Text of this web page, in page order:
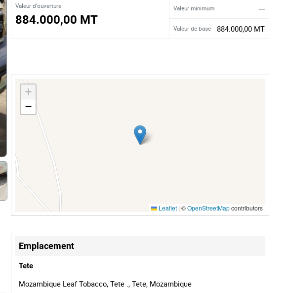
Valeur d'ouverture
884.000,00 MT
Valeur minimum ---
Valeur de base 884.000,00 MT
+
−
Leaflet | ©OpenStreetMapcontributors
Emplacement
Tete
Mozambique Leaf Tobacco, Tete ., Tete, Mozambique